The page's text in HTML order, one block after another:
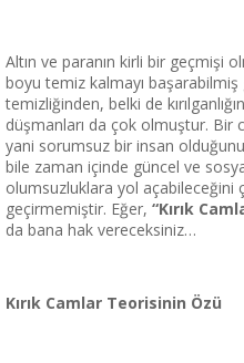
Altın ve paranın kirli bir geçmişi
boyu temiz kalmayı
temizliğinden, belki de
düşmanları da çok olmuştur. Bir
yani sorumsuz bir insan
bile zaman içinde güncel ve
olumsuzluklara yol açabileceğini
geçirmemiştir. Eğer, “Kırık
da bana hak vereceksiniz…
Kırık Camlar Teorisinin Özü